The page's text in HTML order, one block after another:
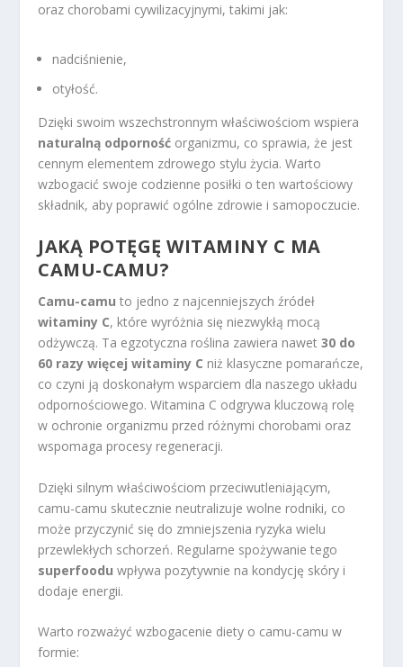
oraz chorobami cywilizacyjnymi, takimi jak:
nadciśnienie,
otyłość.
Dzięki swoim wszechstronnym właściwościom wspiera
naturalną odporność organizmu, co sprawia, że jest
cennym elementem zdrowego stylu życia. Warto
wzbogacić swoje codzienne posiłki o ten wartościowy
składnik, aby poprawić ogólne zdrowie i samopoczucie.
JAKĄ POTĘGĘ WITAMINY C MA
CAMU-CAMU?
Camu-camu to jedno z najcenniejszych źródeł
witaminy C, które wyróżnia się niezwykłą mocą
odżywczą. Ta egzotyczna roślina zawiera nawet30 do
60 razy więcej witaminy C niż klasyczne pomarańcze,
co czyni ją doskonałym wsparciem dla naszego układu
odpornościowego. Witamina C odgrywa kluczową rolę
w ochronie organizmu przed różnymi chorobami oraz
wspomaga procesy regeneracji.
Dzięki silnym właściwościom przeciwutleniającym,
camu-camu skutecznie neutralizuje wolne rodniki, co
może przyczynić się do zmniejszenia ryzyka wielu
przewlekłych schorzeń. Regularne spożywanie tego
superfoodu wpływa pozytywnie na kondycję skóry i
dodaje energii.
Warto rozważyć wzbogacenie diety o camu-camu w
formie: